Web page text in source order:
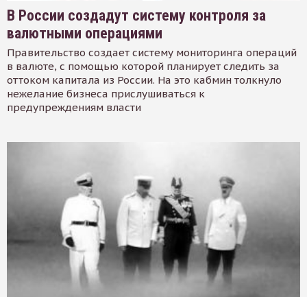
В России создадут систему контроля за
валютными операциями
Правительство создает систему мониторинга операций
в валюте, с помощью которой планирует следить за
оттоком капитала из России. На это кабмин толкнуло
нежелание бизнеса прислушиваться к
предупреждениям власти